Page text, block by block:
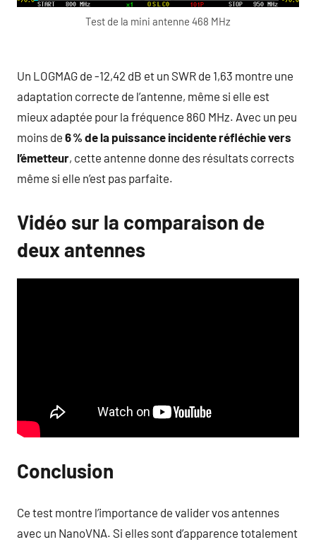
Test de la mini antenne 468 MHz
Un LOGMAG de -12,42 dB et un SWR de 1,63 montre une
adaptation correcte de l’antenne, même si elle est
mieux adaptée pour la fréquence 860 MHz. Avec un peu
moins de 6 % de la puissance incidente réfléchievers
l’émetteur, cette antenne donne des résultats corrects
même si elle n’est pas parfaite.
Vidéo sur la comparaison de
deux antennes
Conclusion
Ce test montre l’importance de valider vos antennes
avec un NanoVNA. Si elles sont d’apparence totalement